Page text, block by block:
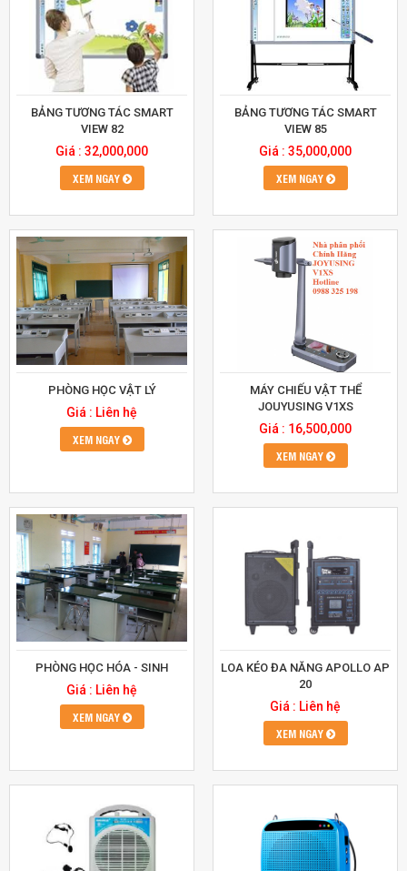
BẢNG TƯƠNG TÁC SMART
VIEW 82
Giá : 32,000,000
XEM NGAY
BẢNG TƯƠNG TÁC SMART
VIEW 85
Giá : 35,000,000
XEM NGAY
PHÒNG HỌC VẬT LÝ
Giá : Liên hệ
XEM NGAY
MÁY CHIẾU VẬT THỂ
JOUYUSING V1XS
Giá : 16,500,000
XEM NGAY
PHÒNG HỌC HÓA - SINH
Giá : Liên hệ
XEM NGAY
LOA KÉO ĐA NĂNG APOLLO AP
20
Giá : Liên hệ
XEM NGAY